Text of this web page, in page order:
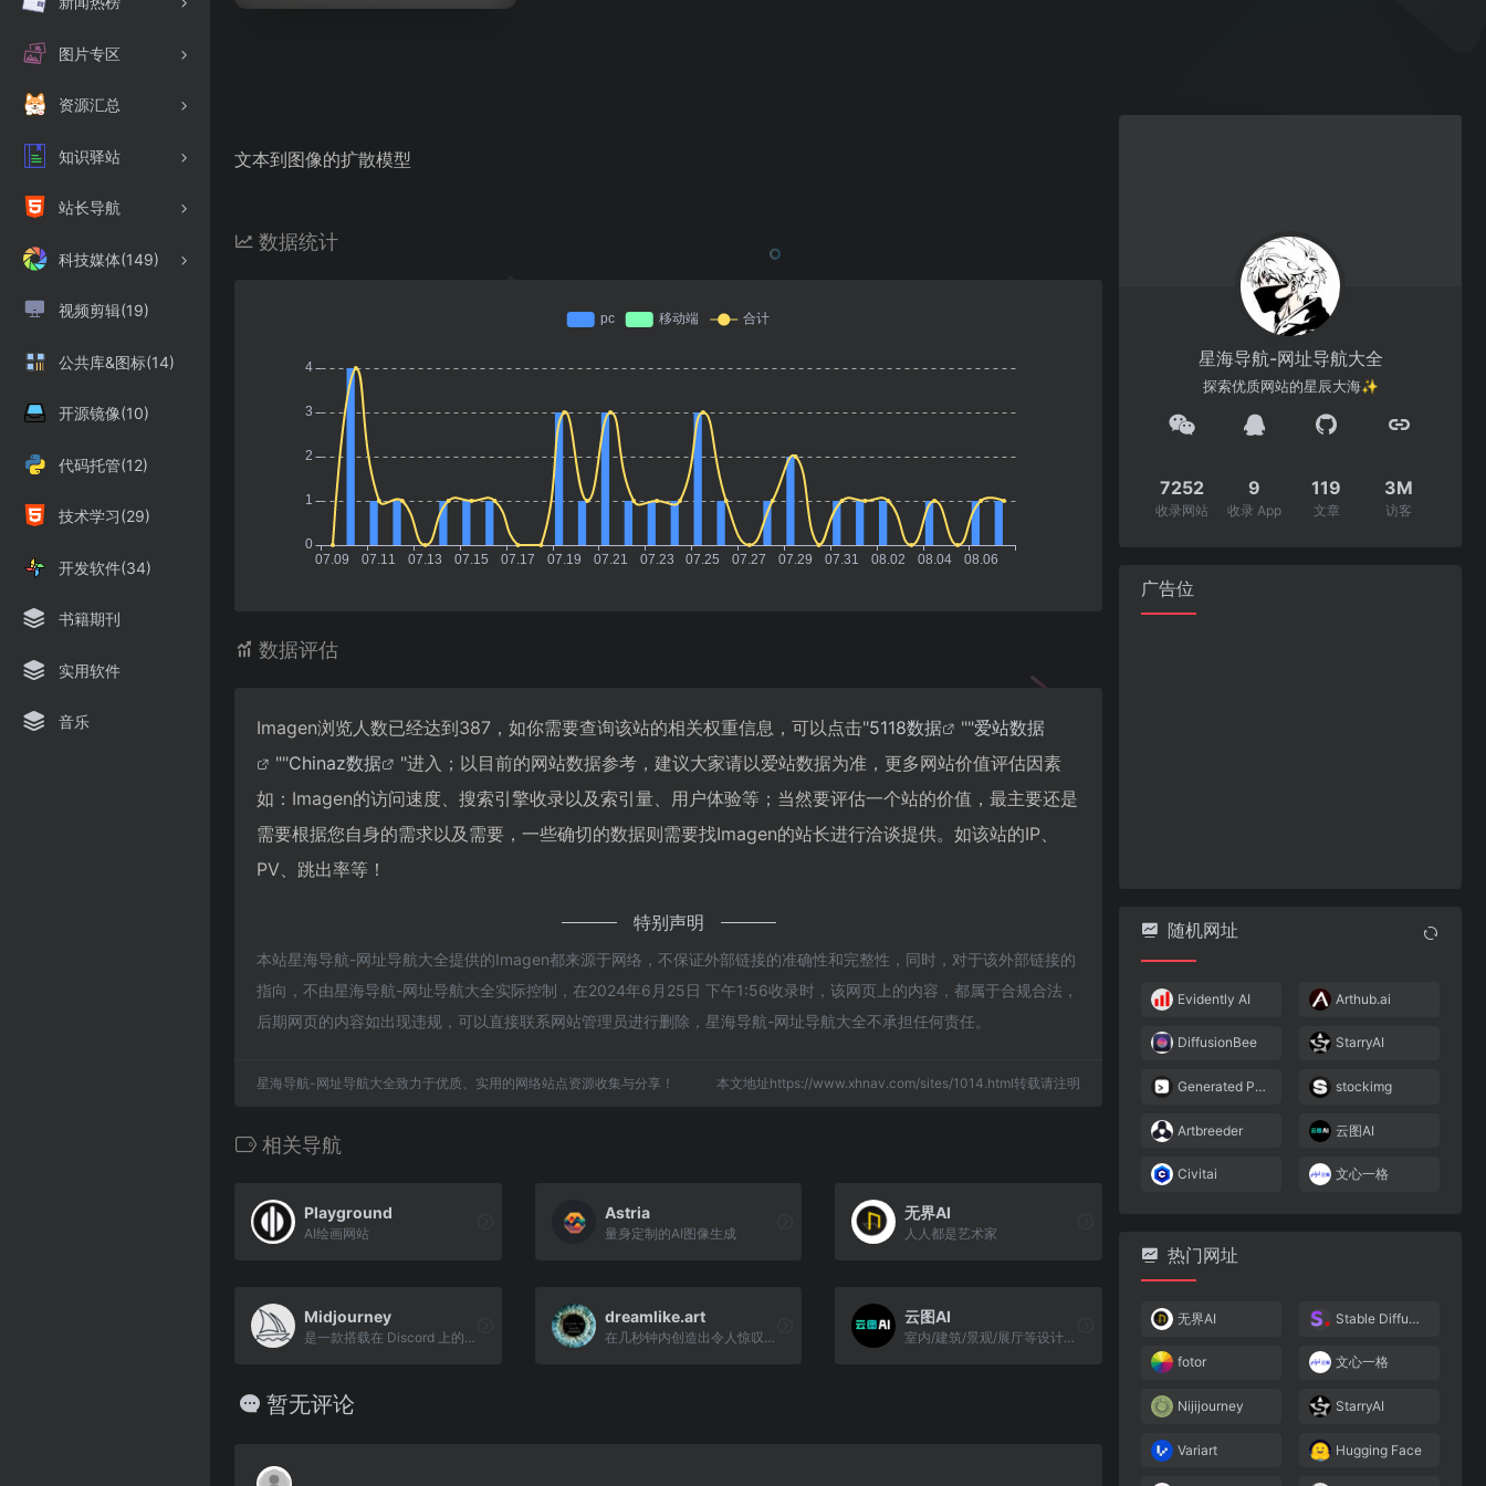
图片专区
资源汇总
知识驿站
站长导航
科技媒体(149)
视频剪辑(19)
公共库&图标(14)
开源镜像(10)
代码托管(12)
技术学习(29)
开发软件(34)
书籍期刊
实用软件
音乐
文本到图像的扩散模型
数据统计
数据评估
Imagen浏览人数已经达到387，如你需要查询该站的相关权重信息，可以点击"5118数据 ""爱站数据
""Chinaz数据
"进入；以目前的网站数据参考，建议大家请以爱站数据为准，更多网站价值评估因素
如：Imagen的访问速度、搜索引擎收录以及索引量、用户体验等；当然要评估一个站的价值，最主要还是
需要根据您自身的需求以及需要，一些确切的数据则需要找Imagen的站长进行洽谈提供。如该站的IP、
PV、跳出率等！
特别声明
本站星海导航-网址导航大全提供的Imagen都来源于网络，不保证外部链接的准确性和完整性，同时，对于该外部链接的
指向，不由星海导航-网址导航大全实际控制，在2024年6月25日 下午1:56收录时，该网页上的内容，都属于合规合法，
后期网页的内容如出现违规，可以直接联系网站管理员进行删除，星海导航-网址导航大全不承担任何责任。
星海导航-网址导航大全致力于优质、实用的网络站点资源收集与分享！ 本文地址https://www.xhnav.com/sites/1014.html转载请注明
相关导航
Playground
AI绘画网站
Astria
量身定制的AI图像生成
无界AI
人人都是艺术家
Midjourney
是一款搭载在 Discord 上的人工智能绘画聊天工具
dreamlike.art
在几秒钟内创造出令人惊叹的原创艺术
云图AI
室内/建筑/景观/展厅等设计师Ai绘图平台
暂无评论
星海导航-网址导航大全
探索优质网站的星辰大海✨
7252
收录网站
9
收录 App
119
文章
3M
访客
广告位
随机网址
Evidently AI Arthub.ai
DiffusionBee StarryAI
Generated Photos stockimg
Artbreeder 云图AI
Civitai 文心一格
热门网址
无界AI Stable Diffusion
fotor 文心一格
Nijijourney StarryAI
Variart Hugging Face